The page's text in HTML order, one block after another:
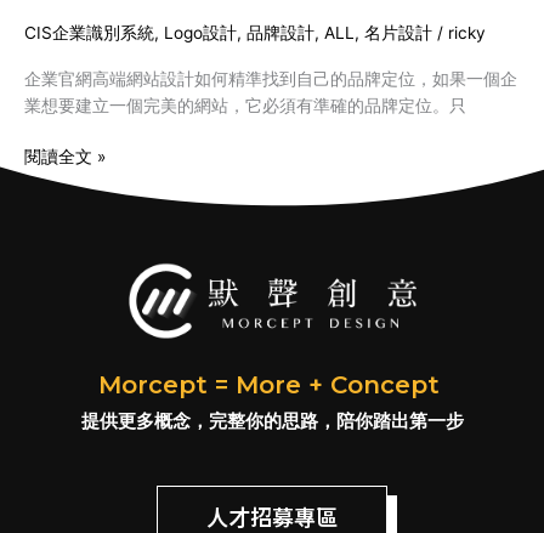
CIS企業識別系統, Logo設計, 品牌設計, ALL, 名片設計 / ricky
企業官網高端網站設計如何精準找到自己的品牌定位，如果一個企
業想要建立一個完美的網站，它必須有準確的品牌定位。只
的
牌
定
閱讀全文 »
Morcept = More + Concept
提供更多概念，完整你的思路，陪你踏出第一步
人才招募專區